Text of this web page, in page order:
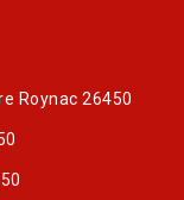
Roynac 26450